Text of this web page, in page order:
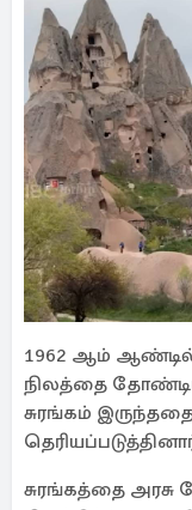
1962 ஆம் ஆண்டில்
நிலத்தை
சுரங்கம்
சுரங்கத்தை